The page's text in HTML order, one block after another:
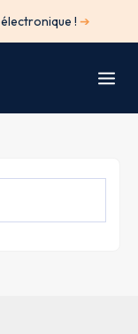
! ➔